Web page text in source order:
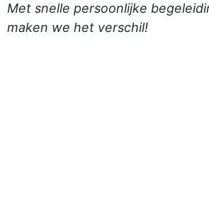
Met snelle persoonlijke
maken we het verschil!